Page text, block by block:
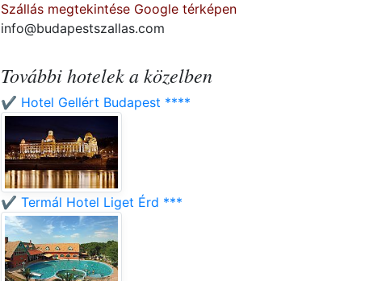
Szállás megtekintése Google térképen
info@budapestszallas.com
További hotelek a közelben
✔️ Hotel Gellért Budapest ****
✔️ Termál Hotel Liget Érd ***